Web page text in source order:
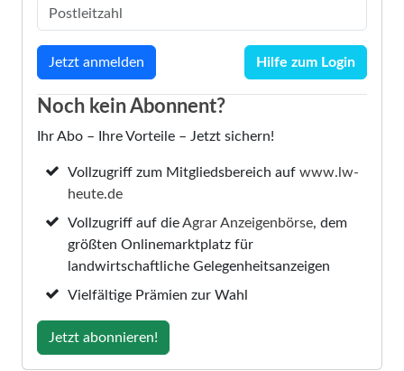
Hilfe zum Login
Noch kein Abonnent?
Ihr Abo – Ihre Vorteile – Jetzt sichern!
Vollzugriff zum Mitgliedsbereich aufwww.lw-
heute.de
Vollzugriff auf dieAgrar Anzeigenbörse, dem
größten Onlinemarktplatz für
landwirtschaftliche Gelegenheitsanzeigen
Vielfältige Prämien zur Wahl
Jetzt abonnieren!